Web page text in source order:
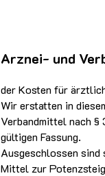
Arznei- und
der Kosten für
Wir erstatten in
Verbandmittel nach §
gültigen Fassung.
Ausgeschlossen
Mittel zur